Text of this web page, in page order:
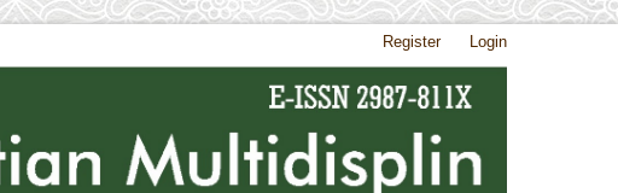
Register Login